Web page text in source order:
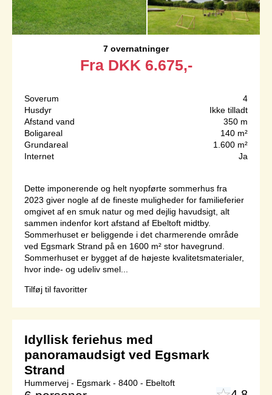
7 overnatninger
Fra DKK 6.675,-
Soverum
4
Husdyr
Ikke tilladt
Afstand vand
350 m
Boligareal
140 m²
Grundareal
1.600 m²
Internet
Ja
Dette imponerende og helt nyopførte sommerhus fra
2023 giver nogle af de fineste muligheder for familieferier
omgivet af en smuk natur og med dejlig havudsigt, alt
sammen indenfor kort afstand af Ebeltoft midtby.
Sommerhuset er beliggende i det charmerende område
ved Egsmark Strand på en 1600 m² stor havegrund.
Sommerhuset er bygget af de højeste kvalitetsmaterialer,
hvor inde- og udeliv smel...
Tilføj til favoritter
Idyllisk feriehus med
panoramaudsigt ved Egsmark
Strand
Hummervej - Egsmark - 8400 - Ebeltoft